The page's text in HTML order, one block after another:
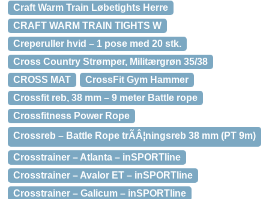
Craft Warm Train Løbetights Herre
CRAFT WARM TRAIN TIGHTS W
Creperuller hvid – 1 pose med 20 stk.
Cross Country Strømper, Militærgrøn 35/38
CROSS MAT
CrossFit Gym Hammer
Crossfit reb, 38 mm – 9 meter Battle rope
Crossfitness Power Rope
Crossreb – Battle Rope trÃÂ¦ningsreb 38 mm (PT 9m)
Crosstrainer – Atlanta – inSPORTline
Crosstrainer – Avalor ET – inSPORTline
Crosstrainer – Galicum – inSPORTline